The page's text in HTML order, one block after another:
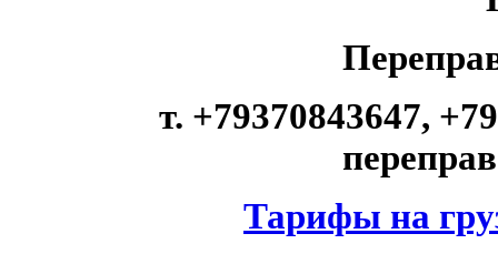
т. +79370843647,
Тарифы на